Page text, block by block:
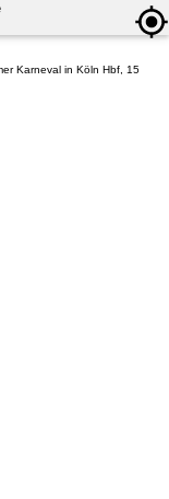
Karneval in Köln Hbf, 15